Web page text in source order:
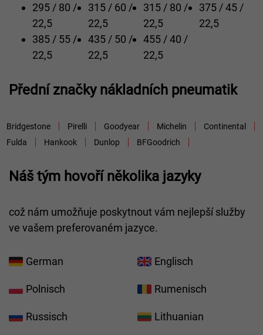
295 / 80 /
22,5
315 / 60 /
22,5
315 / 80 /
22,5
375 / 45 /
22,5
385 / 55 /
22,5
435 / 50 /
22,5
455 / 40 /
22,5
Přední značky nákladních pneumatik
Bridgestone Pirelli Goodyear Michelin
Continental
Fulda
Hankook Dunlop BFGoodrich
Náš tým hovoří několika jazyky
což nám umožňuje poskytnout vám nejlepší služby
ve vašem preferovaném jazyce.
German Englisch
Polnisch Rumenisch
Russisch Lithuanian